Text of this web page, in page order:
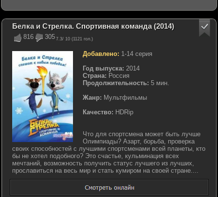
816 305 7.3/ 10 (1121 гол.)
Белка и Стрелка. Спортивная команда (2014)
Добавлено: 1-14 серия
Год выпуска: 2014
Страна: Россия
Продолжительность: 5 мин.
Жанр: Мультфильмы
Качество: HDRip
Что для спортсмена может быть лучше
Олимпиады? Азарт, борьба, проверка
своих способностей с лучшими спортсменами всей планеты, кто
бы не хотел подобного? Это счастье, кульминация всех
мечтаний, возможность получить статус лучшего из лучших,
прославиться на весь мир и стать кумиром на своей стране....